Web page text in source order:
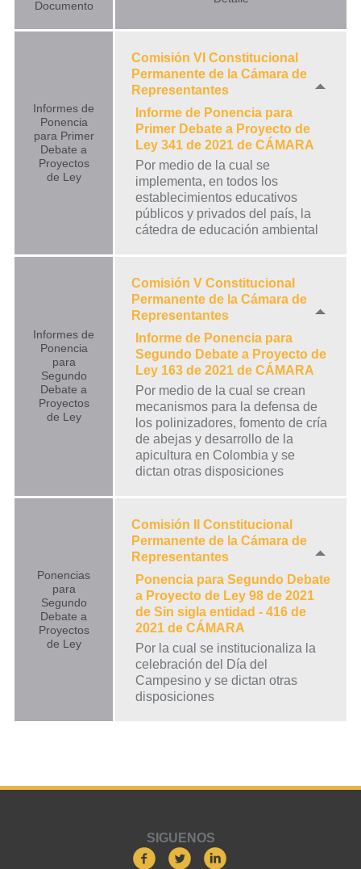
Documento
Informes de
Ponencia
para Primer
Debate a
Proyectos
de Ley
Comisión VI Constitucional
Permanente de la Cámara de
Representantes
Informe de Ponencia para
Primer Debate a Proyecto de
Ley 341 de 2021 de CÁMARA
Por medio de la cual se
implementa, en todos los
establecimientos educativos
públicos y privados del país, la
cátedra de educación ambiental
Informes de
Ponencia
para
Segundo
Debate a
Proyectos
de Ley
Comisión V Constitucional
Permanente de la Cámara de
Representantes
Informe de Ponencia para
Segundo Debate a Proyecto de
Ley 163 de 2021 de CÁMARA
Por medio de la cual se crean
mecanismos para la defensa de
los polinizadores, fomento de cría
de abejas y desarrollo de la
apicultura en Colombia y se
dictan otras disposiciones
Ponencias
para
Segundo
Debate a
Proyectos
de Ley
Comisión II Constitucional
Permanente de la Cámara de
Representantes
Ponencia para Segundo Debate
a Proyecto de Ley 98 de 2021
de Sin sigla entidad - 416 de
2021 de CÁMARA
Por la cual se institucionaliza la
celebración del Día del
Campesino y se dictan otras
disposiciones
SIGUENOS